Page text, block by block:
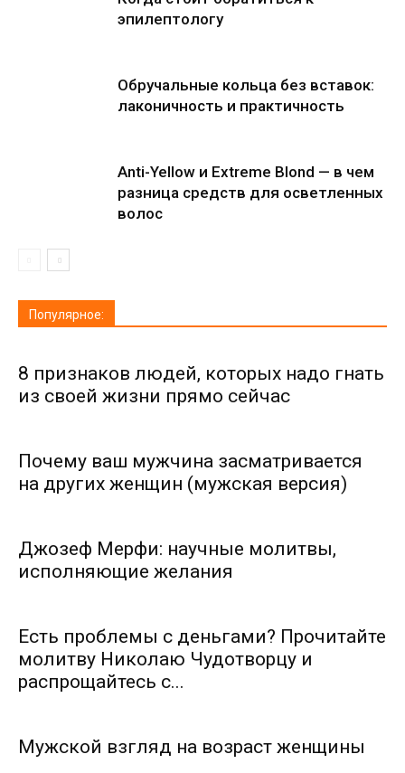
эпилептологу
Обручальные кольца без вставок:
лаконичность и практичность
Anti-Yellow и Extreme Blond — в чем
разница средств для осветленных
волос
Популярное:
8 признаков людей, которых надо гнать
из своей жизни прямо сейчас
Почему ваш мужчина засматривается
на других женщин (мужская версия)
Джозеф Мерфи: научные молитвы,
исполняющие желания
Есть проблемы с деньгами? Прочитайте
молитву Николаю Чудотворцу и
распрощайтесь с...
Мужской взгляд на возраст женщины